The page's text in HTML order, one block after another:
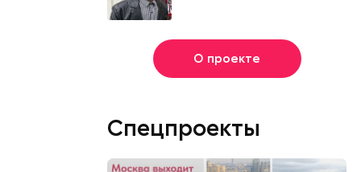
О проекте
Спецпроекты